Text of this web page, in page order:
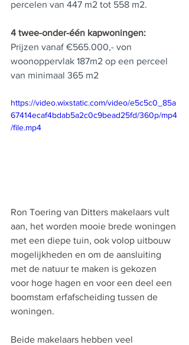
percelen van 447 m2 tot 558 m2.
4 twee-onder-één kapwoningen:
Prijzen vanaf €565.000,- von
woonoppervlak 187m2 op een perceel
van minimaal 365 m2
https://video.wixstatic.com/video/e5c5c0_85a
67414ecaf4bdab5a2c0c9bead25fd/360p/mp4
/file.mp4
Ron Toering van Ditters makelaars vult
aan, het worden mooie brede woningen
met een diepe tuin, ook volop uitbouw
mogelijkheden en om de aansluiting
met de natuur te maken is gekozen
voor hoge hagen en voor een deel een
boomstam erfafscheiding tussen de
woningen.
Beide makelaars hebben veel